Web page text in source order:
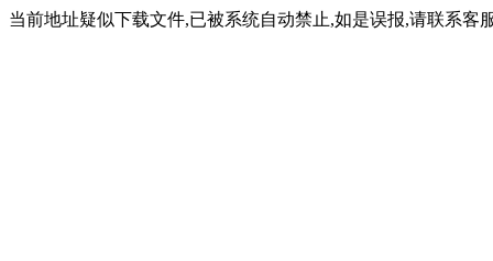
当前地址疑似下载文件,已被系统自动禁止,如是误报,请联系客